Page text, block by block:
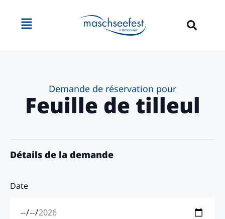
Demande de réservation pour
Feuille de tilleul
Détails de la demande
Date